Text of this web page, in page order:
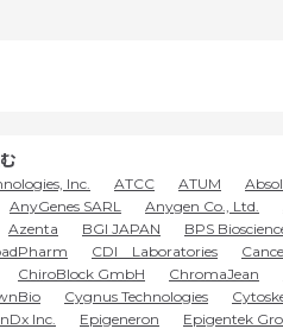
Inc. ATCC ATUM
AnyGenes SARL Anygen Co., Ltd.
Azenta BGI JAPAN BPS
CDI Laboratories
ChiroBlock GmbH ChromaJean
Cygnus Technologies
Inc. Epigeneron Epigentek